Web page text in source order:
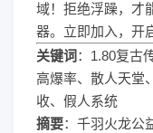
域！拒绝浮躁，才
器。立即加入，开
关键词 ：1.80复古
高爆率、散人天堂
收、假人系统
摘要：千羽火龙公